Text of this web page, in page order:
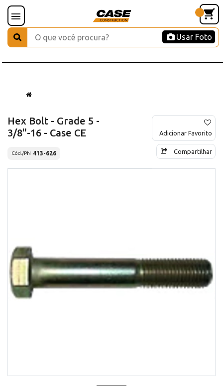
Usar Foto
Hex Bolt - Grade 5 -
3/8"-16 - Case CE
Cód./PN 413-626
Adicionar Favorito
Compartilhar